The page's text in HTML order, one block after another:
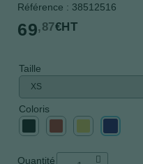
Référence : 38512516
69,87€HT
Taille
Coloris
Quantité